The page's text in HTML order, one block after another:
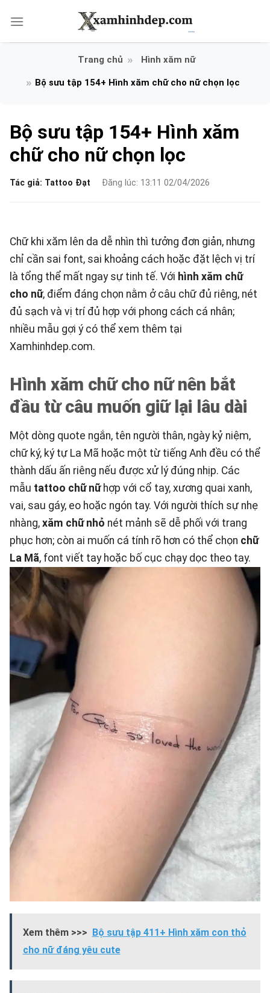
qua
Hình xăm nữ
Bộ sưu tập 154+ Hình xăm chữ cho nữ chọn lọc
Bộ sưu tập 154+ Hình xăm
chữ cho nữ chọn lọc
Tác giả: Tattoo Đạt Đăng lúc: 13:11 02/04/2026
Chữ khi xăm lên da dễ nhìn thì tưởng đơn giản, nhưng
chỉ cần sai font, sai khoảng cách hoặc đặt lệch vị trí
là tổng thể mất ngay sự tinh tế. Với hình xăm chữ
cho nữ, điểm đáng chọn nằm ở câu chữ đủ riêng, nét
đủ sạch và vị trí đủ hợp với phong cách cá nhân;
nhiều mẫu gợi ý có thể xem thêm tại
Xamhinhdep.com.
Hình xăm chữ cho nữ nên bắt
đầu từ câu muốn giữ lại lâu dài
Một dòng quote ngắn, tên người thân, ngày kỷ niệm,
chữ ký, ký tự La Mã hoặc một từ tiếng Anh đều có thể
thành dấu ấn riêng nếu được xử lý đúng nhịp. Các
mẫu tattoo chữ nữhợp với cổ tay, xương quai xanh,
vai, sau gáy, eo hoặc ngón tay. Với người thích sự nhẹ
nhàng, xăm chữ nhỏ nét mảnh sẽ dễ phối với trang
phục hơn; còn ai muốn cá tính rõ hơn có thể chọn chữ
La Mã, font viết tay hoặc bố cục chạy dọc theo tay.
Xem thêm >>>
Bộ sưu tập 411+ Hình xăm con thỏ
cho nữ đáng yêu cute